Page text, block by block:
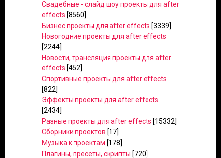
Свадебные - слайд шоу проекты для after
effects [8560]
Бизнес проекты для after effects [3339]
Новогодние проекты для after effects
[2244]
Новости, трансляция проекты для after
effects [452]
Спортивные проекты для after effects
[822]
Эффекты проекты для after effects
[2434]
Разные проекты для after effects [15332]
Сборники проектов [17]
Музыка к проектам [178]
Плагины, пресеты, скрипты [720]